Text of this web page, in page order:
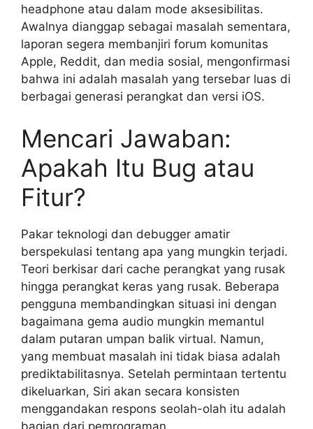
headphone atau dalam mode aksesibilitas.
Awalnya dianggap sebagai masalah sementara,
laporan segera membanjiri forum komunitas
Apple, Reddit, dan media sosial, mengonfirmasi
bahwa ini adalah masalah yang tersebar luas di
berbagai generasi perangkat dan versi iOS.
Mencari Jawaban:
Apakah Itu Bug atau
Fitur?
Pakar teknologi dan debugger amatir
berspekulasi tentang apa yang mungkin terjadi.
Teori berkisar dari cache perangkat yang rusak
hingga perangkat keras yang rusak. Beberapa
pengguna membandingkan situasi ini dengan
bagaimana gema audio mungkin memantul
dalam putaran umpan balik virtual. Namun,
yang membuat masalah ini tidak biasa adalah
prediktabilitasnya. Setelah permintaan tertentu
dikeluarkan, Siri akan secara konsisten
menggandakan respons seolah-olah itu adalah
bagian dari pemrograman.